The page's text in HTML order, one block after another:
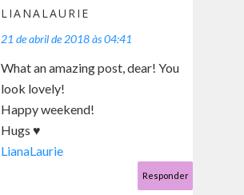
LIANALAURIE
21 de abril de 2018 às 04:41
What an amazing post, dear! You
look lovely!
Happy weekend!
Hugs ♥
LianaLaurie
Responder